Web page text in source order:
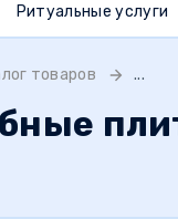
Ритуальные услуги
товаров ...